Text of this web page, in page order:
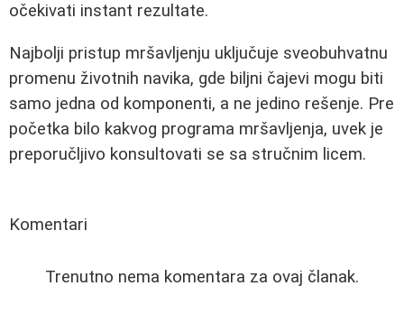
očekivati instant rezultate.
Najbolji pristup mršavljenju uključuje sveobuhvatnu
promenu životnih navika, gde biljni čajevi mogu biti
samo jedna od komponenti, a ne jedino rešenje. Pre
početka bilo kakvog programa mršavljenja, uvek je
preporučljivo konsultovati se sa stručnim licem.
Komentari
Trenutno nema komentara za ovaj članak.